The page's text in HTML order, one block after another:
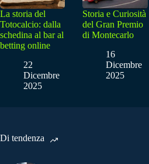
La storia del
Totocalcio: dalla
schedina al bar al
betting online
22
Dicembre
2025
Storia e Curiosità
del Gran Premio
di Montecarlo
16
Dicembre
2025
Di tendenza